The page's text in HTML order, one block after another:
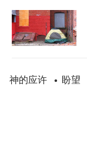
神的应许 • 盼望